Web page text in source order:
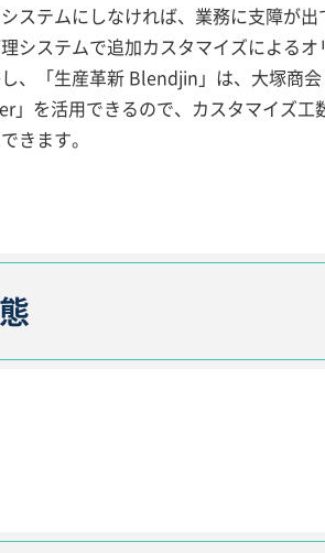
ステムにしなければ、業務に支障が出
システムで追加カスタマイズによるオ
、「生産革新 Blendjin」は、大塚商会
」を活用できるので、カスタマイズ工
きます。